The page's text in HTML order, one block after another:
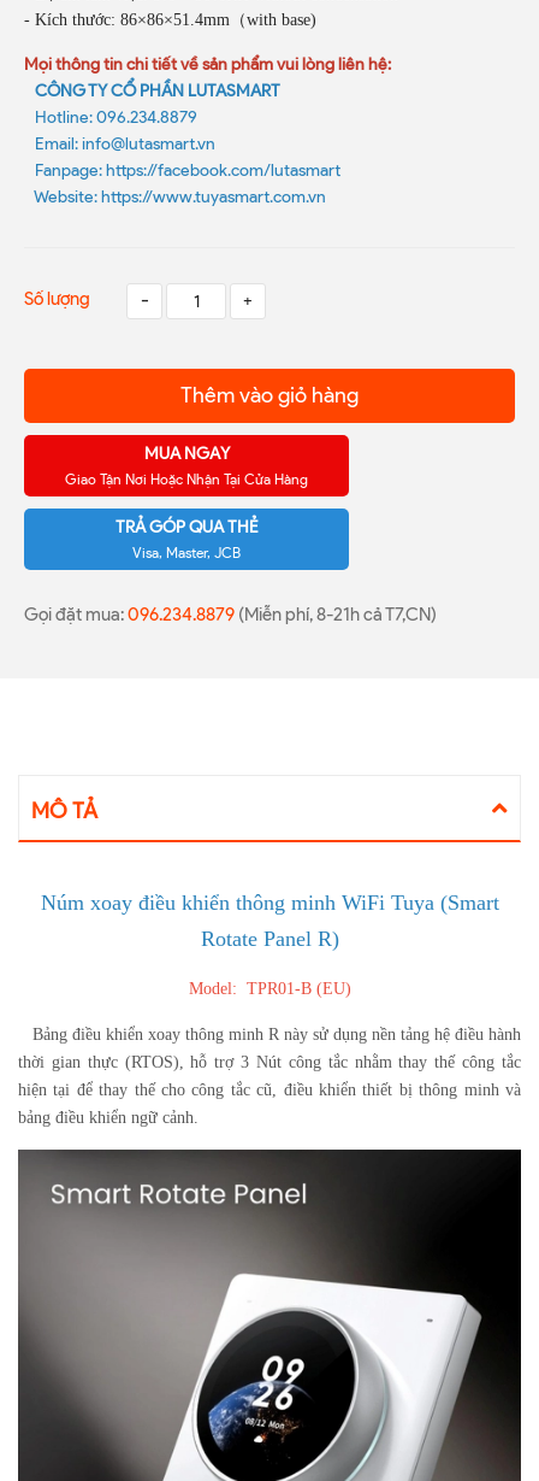
- Kích thước: 86×86×51.4mm（with base)
Mọi thông tin chi tiết về sản phẩm vui lòng liên hệ:
CÔNG TY CỔ PHẦN LUTASMART
Hotline: 096.234.8879
Email: info@lutasmart.vn
Fanpage: https://facebook.com/lutasmart
Website: https://www.tuyasmart.com.vn
Số lượng - +
Thêm vào giỏ hàng
MUA NGAY
Giao Tận Nơi Hoặc Nhận Tại Cửa Hàng
TRẢ GÓP QUA THẺ
Visa, Master, JCB
Gọi đặt mua:096.234.8879 (Miễn phí, 8-21h cả T7,CN)
MÔ TẢ
Núm xoay điều khiển thông minh WiFi Tuya (Smart
Rotate Panel R)
Model: TPR01-B (EU)
Bảng điều khiển xoay thông minh R này sử dụng nền tảng hệ điều hành
thời gian thực (RTOS), hỗ trợ 3 Nút công tắc nhằm thay thế công tắc
hiện tại để thay thế cho công tắc cũ, điều khiển thiết bị thông minh và
bảng điều khiển ngữ cảnh.